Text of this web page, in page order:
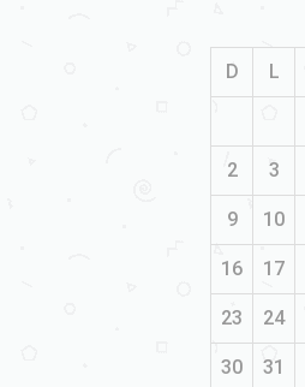
D
L
2 3
9 10
16 17
23 24
30 31